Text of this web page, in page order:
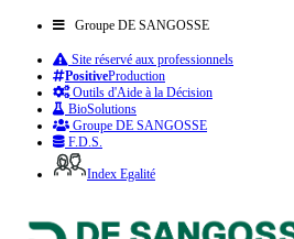
Groupe DE SANGOSSE
Site réservé aux professionnels
PositiveProduction
Outils d'Aide à la Décision
BioSolutions
Groupe DE SANGOSSE
F.D.S.
Index Egalité